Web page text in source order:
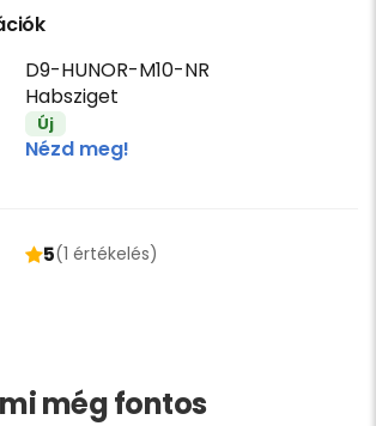
D9-HUNOR-M10-NR
Habsziget
Új
Nézd meg!
5(1 értékelés)
még fontos